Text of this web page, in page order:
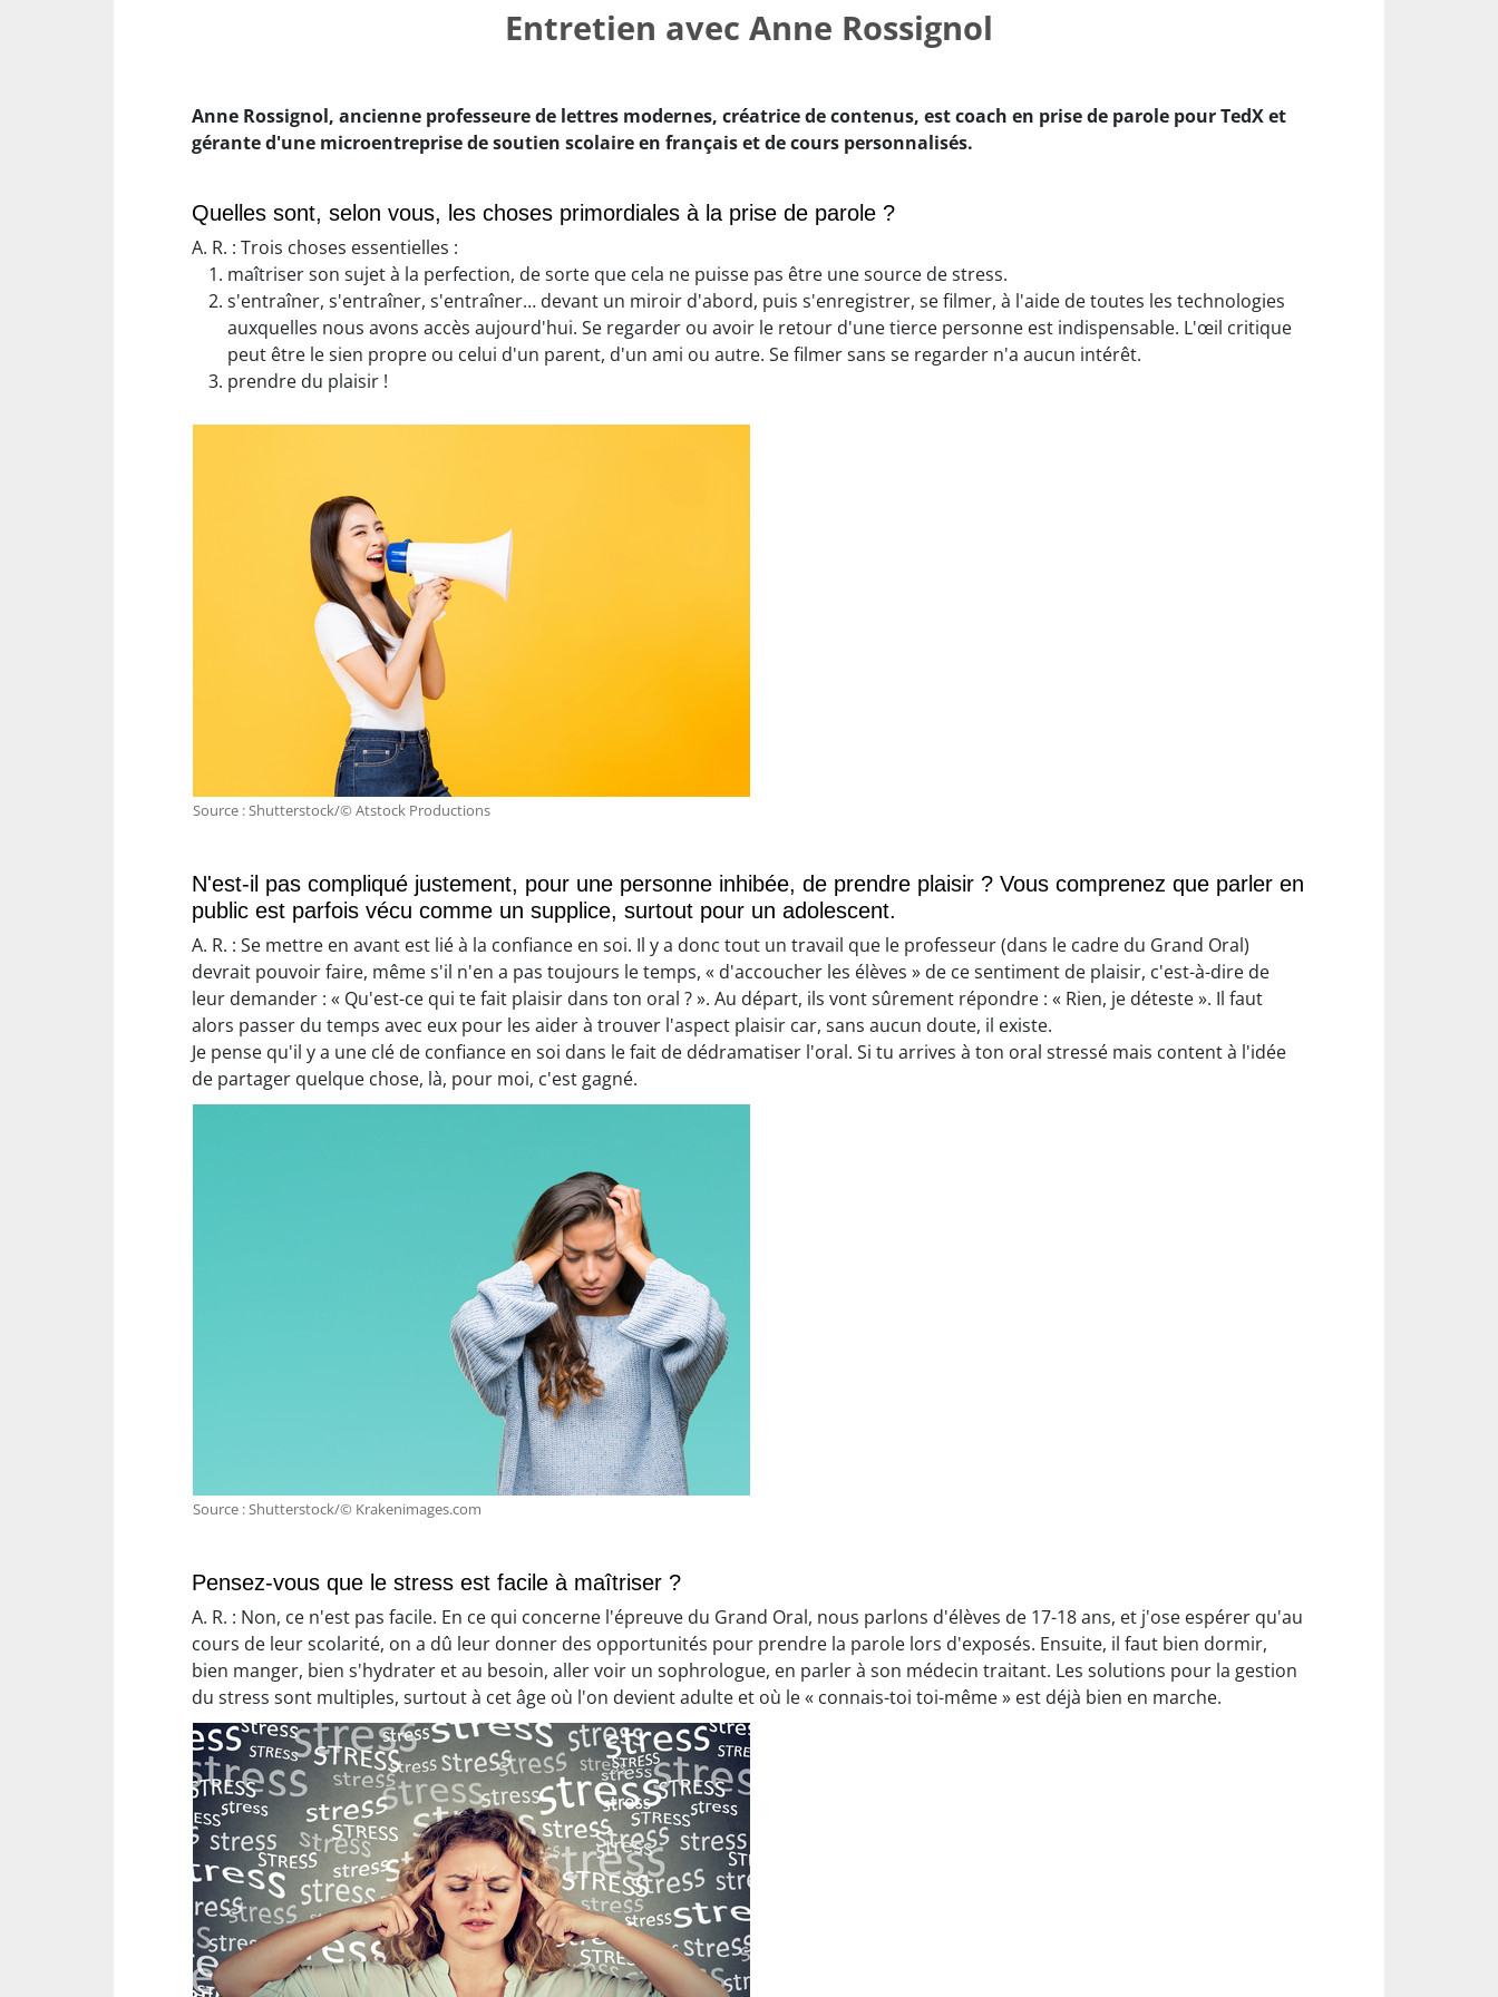
Entretien avec Anne Rossignol
Anne Rossignol, ancienne professeure de lettres modernes, créatrice de contenus, est coach en prise de parole pour TedX et
gérante d'une microentreprise de soutien scolaire en français et de cours personnalisés.
Quelles sont, selon vous, les choses primordiales à la prise de parole ?
A. R. : Trois choses essentielles :
maîtriser son sujet à la perfection, de sorte que cela ne puisse pas être une source de stress.
s'entraîner, s'entraîner, s'entraîner… devant un miroir d'abord, puis s'enregistrer, se filmer, à l'aide de toutes les technologies
auxquelles nous avons accès aujourd'hui. Se regarder ou avoir le retour d'une tierce personne est indispensable. L'œil critique
peut être le sien propre ou celui d'un parent, d'un ami ou autre. Se filmer sans se regarder n'a aucun intérêt.
prendre du plaisir !
Source : Shutterstock/© Atstock Productions
N'est-il pas compliqué justement, pour une personne inhibée, de prendre plaisir ? Vous comprenez que parler en
public est parfois vécu comme un supplice, surtout pour un adolescent.
A. R. : Se mettre en avant est lié à la confiance en soi. Il y a donc tout un travail que le professeur (dans le cadre du Grand Oral)
devrait pouvoir faire, même s'il n'en a pas toujours le temps, « d'accoucher les élèves » de ce sentiment de plaisir, c'est-à-dire de
leur demander : « Qu'est-ce qui te fait plaisir dans ton oral ? ». Au départ, ils vont sûrement répondre : « Rien, je déteste ». Il faut
alors passer du temps avec eux pour les aider à trouver l'aspect plaisir car, sans aucun doute, il existe.
Je pense qu'il y a une clé de confiance en soi dans le fait de dédramatiser l'oral. Si tu arrives à ton oral stressé mais content à l'idée
de partager quelque chose, là, pour moi, c'est gagné.
Source : Shutterstock/© Krakenimages.com
Pensez-vous que le stress est facile à maîtriser ?
A. R. : Non, ce n'est pas facile. En ce qui concerne l'épreuve du Grand Oral, nous parlons d'élèves de 17-18 ans, et j'ose espérer qu'au
cours de leur scolarité, on a dû leur donner des opportunités pour prendre la parole lors d'exposés. Ensuite, il faut bien dormir,
bien manger, bien s'hydrater et au besoin, aller voir un sophrologue, en parler à son médecin traitant. Les solutions pour la gestion
du stress sont multiples, surtout à cet âge où l'on devient adulte et où le « connais-toi toi-même » est déjà bien en marche.